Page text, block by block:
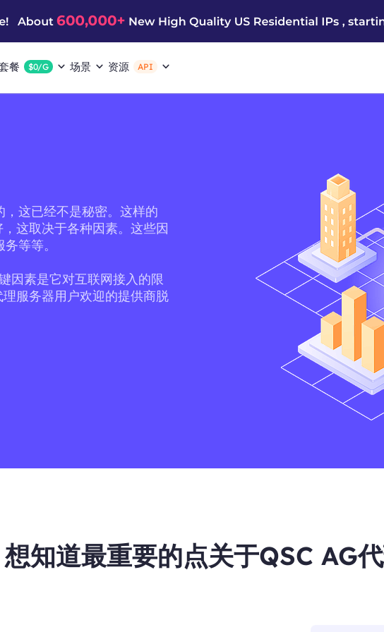
餐 $0/G 场景 资源 API
这已经不是秘密。这样的
这取决于各种因素。这些因
等等。
因素是它对互联网接入的限
服务器用户欢迎的提供商脱
想知道最重要的点关于QSC AG